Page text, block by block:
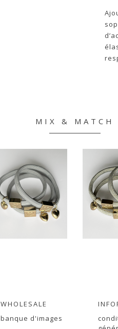
MIX & MATCH
WHOLESALE
banque d'images